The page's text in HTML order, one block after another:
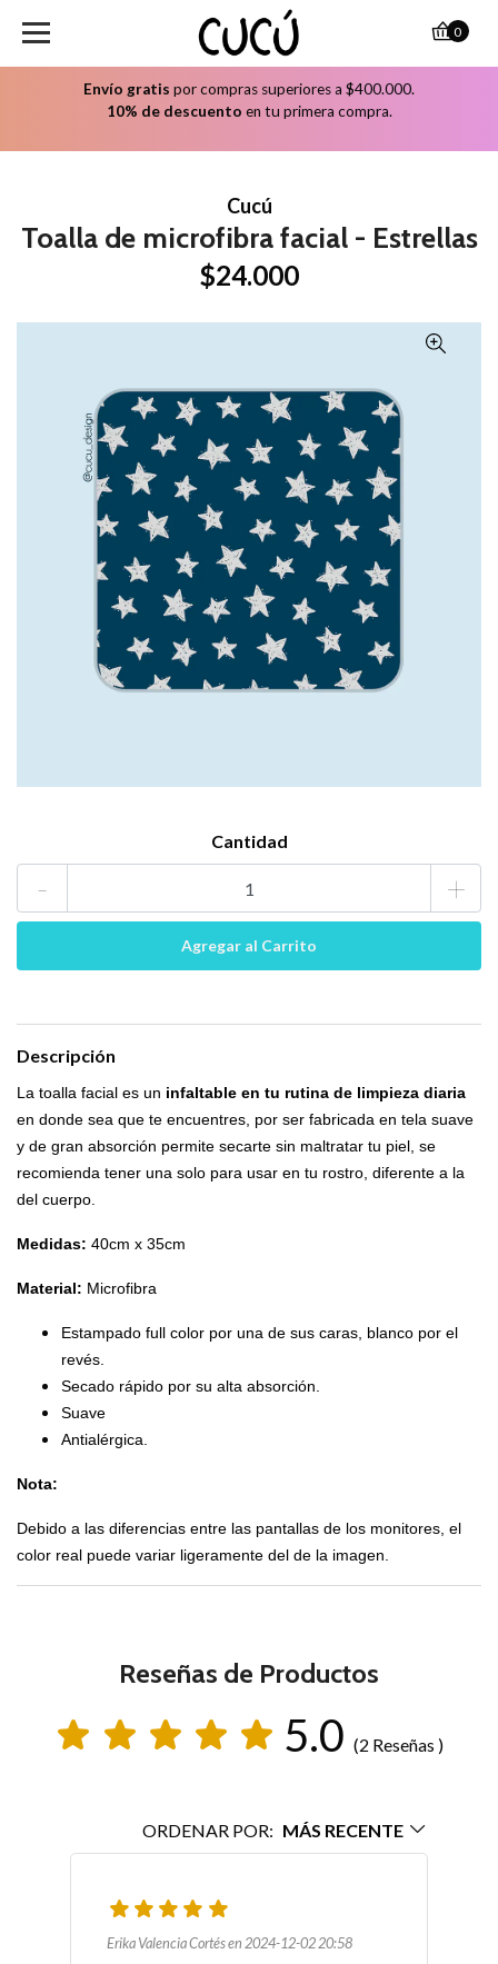
Envío gratis por compras superiores a $400.000.
10% de descuento en tu primera compra.
0
Cucú
Toalla de microfibra facial - Estrellas
$24.000
Cantidad
- +
Descripción
La toalla facial es un infaltable en tu rutina de limpieza diaria
en donde sea que te encuentres, por ser fabricada en tela suave
y de gran absorción permite secarte sin maltratar tu piel, se
recomienda tener una solo para usar en tu rostro, diferente a la
del cuerpo.
Medidas: 40cm x 35cm
Material: Microfibra
Estampado full color por una de sus caras, blanco por el
revés.
Secado rápido por su alta absorción.
Suave
Antialérgica.
Nota:
Debido a las diferencias entre las pantallas de los monitores, el
color real puede variar ligeramente del de la imagen.
Reseñas de Productos
5.0(2 Reseñas )
ORDENAR POR: MÁS RECENTE
Erika Valencia Cortés en 2024-12-02 20:58